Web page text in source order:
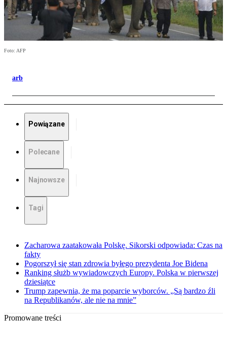
Foto: AFP
arb
Powiązane
Polecane
Najnowsze
Tagi
Zacharowa zaatakowała Polskę. Sikorski odpowiada: Czas na
fakty
Pogorszył się stan zdrowia byłego prezydenta Joe Bidena
Ranking służb wywiadowczych Europy. Polska w pierwszej
dziesiątce
Trump zapewnia, że ma poparcie wyborców. „Są bardzo źli
na Republikanów, ale nie na mnie”
Promowane treści